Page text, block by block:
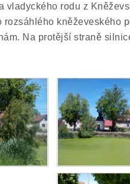
vladyckého rodu z
kněževeského
Na protější straně